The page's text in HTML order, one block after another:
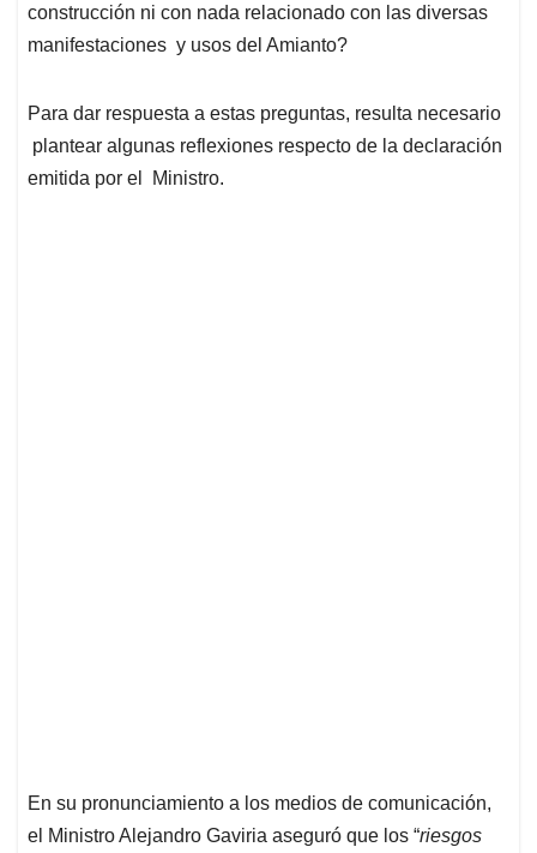
construcción ni con nada relacionado con las diversas
manifestaciones y usos del Amianto?
Para dar respuesta a estas preguntas, resulta necesario
plantear algunas reflexiones respecto de la declaración
emitida por el Ministro.
En su pronunciamiento a los medios de comunicación,
el Ministro Alejandro Gaviria aseguró que los “riesgos